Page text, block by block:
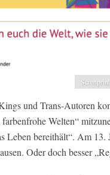
und Trans-Autoren
Welten“
Leben bereithält“. Am 13.
Oder doch besser